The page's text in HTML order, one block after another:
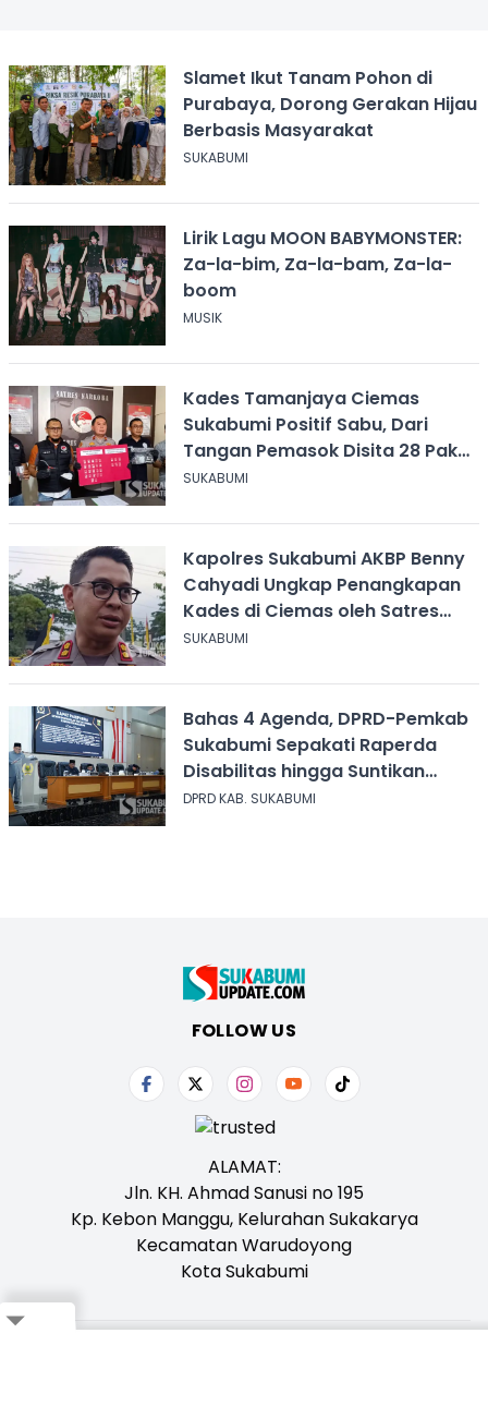
Slamet Ikut Tanam Pohon di
Purabaya, Dorong Gerakan Hijau
Berbasis Masyarakat
SUKABUMI
Lirik Lagu MOON BABYMONSTER:
Za-la-bim, Za-la-bam, Za-la-
boom
MUSIK
Kades Tamanjaya Ciemas
Sukabumi Positif Sabu, Dari
Tangan Pemasok Disita 28 Paket
Narkoba
SUKABUMI
Kapolres Sukabumi AKBP Benny
Cahyadi Ungkap Penangkapan
Kades di Ciemas oleh Satres
Narkoba
SUKABUMI
Bahas 4 Agenda, DPRD-Pemkab
Sukabumi Sepakati Raperda
Disabilitas hingga Suntikan
Modal Perum Pesona Wisata
DPRD KAB. SUKABUMI
FOLLOW US
ALAMAT:
Jln. KH. Ahmad Sanusi no 195
Kp. Kebon Manggu, Kelurahan Sukakarya
Kecamatan Warudoyong
Kota Sukabumi